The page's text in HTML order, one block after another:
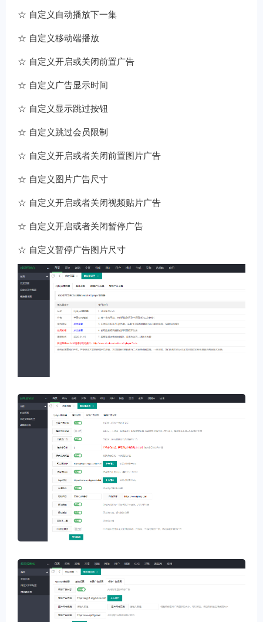
☆ 自定义自动播放下一集
☆ 自定义移动端播放
☆ 自定义开启或关闭前置广告
☆ 自定义广告显示时间
☆ 自定义显示跳过按钮
☆ 自定义跳过会员限制
☆ 自定义开启或者关闭前置图片广告
☆ 自定义图片广告尺寸
☆ 自定义开启或者关闭视频贴片广告
☆ 自定义开启或者关闭暂停广告
☆ 自定义暂停广告图片尺寸